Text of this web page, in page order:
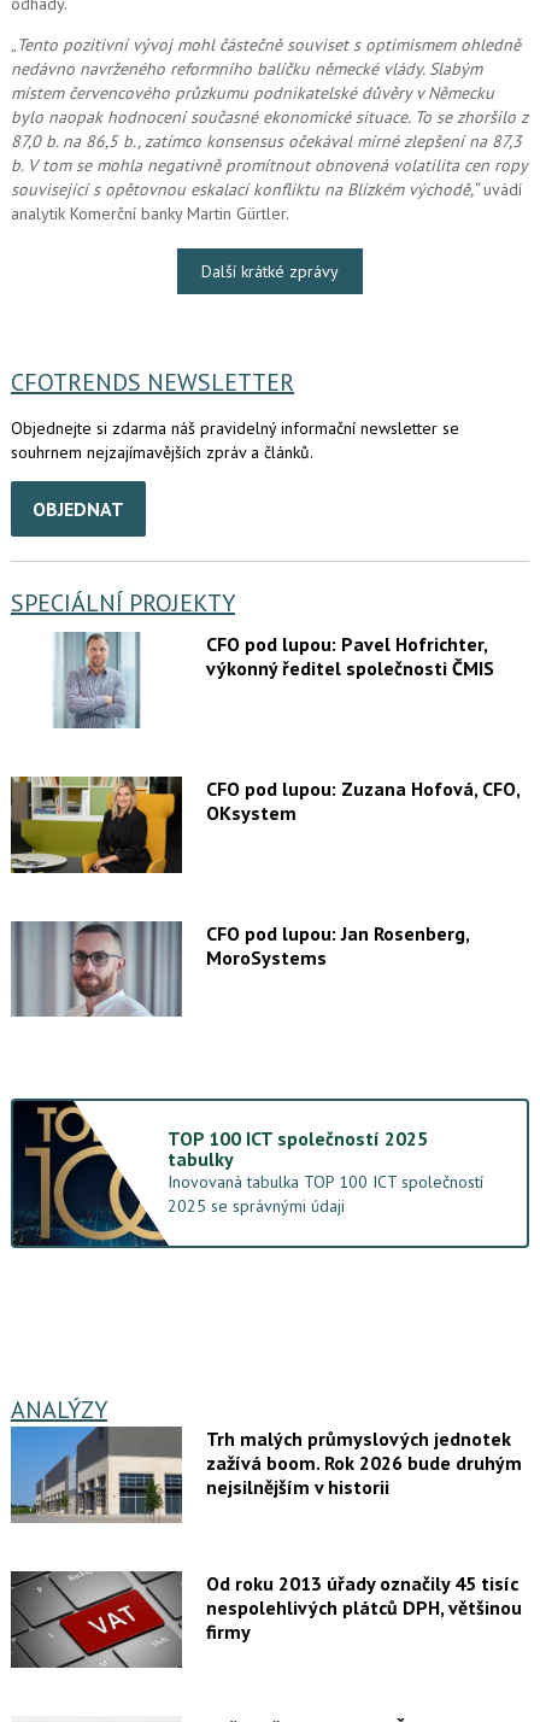
„Tento pozitivní vývoj mohl částečně souviset s optimismem ohledně
nedávno navrženého reformního balíčku německé vlády. Slabým
místem červencového průzkumu podnikatelské důvěry v Německu
bylo naopak hodnocení současné ekonomické situace. To se zhoršilo z
87,0 b. na 86,5 b., zatímco konsensus očekával mírné zlepšení na 87,3
b. V tom se mohla negativně promítnout obnovená volatilita cen ropy
související s opětovnou eskalací konfliktu na Blízkém východě,“uvádí
analytik Komerční banky Martin Gürtler.
Další krátké zprávy
CFOTRENDS NEWSLETTER
Objednejte si zdarma náš pravidelný informační newsletter se
souhrnem nejzajímavějších zpráv a článků.
OBJEDNAT
SPECIÁLNÍ PROJEKTY
CFO pod lupou: Pavel Hofrichter,
výkonný ředitel společnosti ČMIS
CFO pod lupou: Zuzana Hofová, CFO,
OKsystem
CFO pod lupou: Jan Rosenberg,
MoroSystems
TOP 100 ICT společností 2025
tabulky
Inovovaná tabulka TOP 100 ICT společností
2025 se správnými údaji
ANALÝZY
Trh malých průmyslových jednotek
zažívá boom. Rok 2026 bude druhým
nejsilnějším v historii
Od roku 2013 úřady označily 45 tisíc
nespolehlivých plátců DPH, většinou
firmy